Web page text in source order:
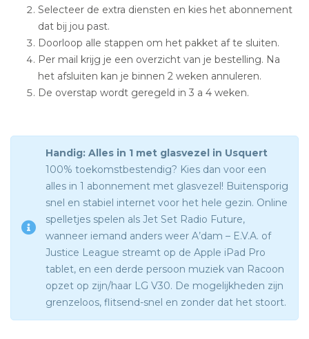
Selecteer de extra diensten en kies het abonnement
dat bij jou past.
Doorloop alle stappen om het pakket af te sluiten.
Per mail krijg je een overzicht van je bestelling. Na
het afsluiten kan je binnen 2 weken annuleren.
De overstap wordt geregeld in 3 a 4 weken.
Handig: Alles in 1 met glasvezel in Usquert
100% toekomstbestendig? Kies dan voor een
alles in 1 abonnement met glasvezel! Buitensporig
snel en stabiel internet voor het hele gezin. Online
spelletjes spelen als Jet Set Radio Future,
wanneer iemand anders weer A’dam – E.V.A. of
Justice League streamt op de Apple iPad Pro
tablet, en een derde persoon muziek van Racoon
opzet op zijn/haar LG V30. De mogelijkheden zijn
grenzeloos, flitsend-snel en zonder dat het stoort.